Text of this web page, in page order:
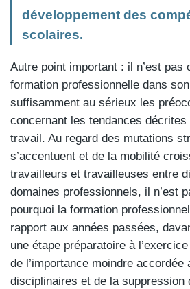
développement des
scolaires.
Autre point important : il n’est pas
formation professionnelle dans
suffisamment au sérieux les
concernant les tendances
travail. Au regard des mutations
s’accentuent et de la mobilité
travailleurs et travailleuses entre
domaines professionnels, il n’est
pourquoi la formation
rapport aux années passées,
une étape préparatoire à
de l’importance moindre accordée
disciplinaires et de la suppression